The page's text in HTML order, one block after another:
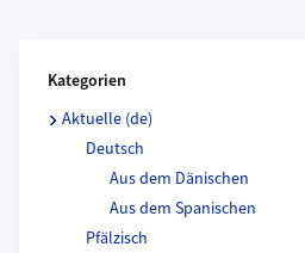
Kategorien
Aktuelle (de)
Deutsch
Aus dem Dänischen
Aus dem Spanischen
Pfälzisch